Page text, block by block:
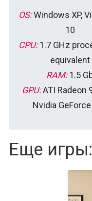
OS:Windows XP,
10
CPU:1.7 GHz
equivalent
RAM:1.5
GPU:ATI Radeon
Nvidia
Еще игры: